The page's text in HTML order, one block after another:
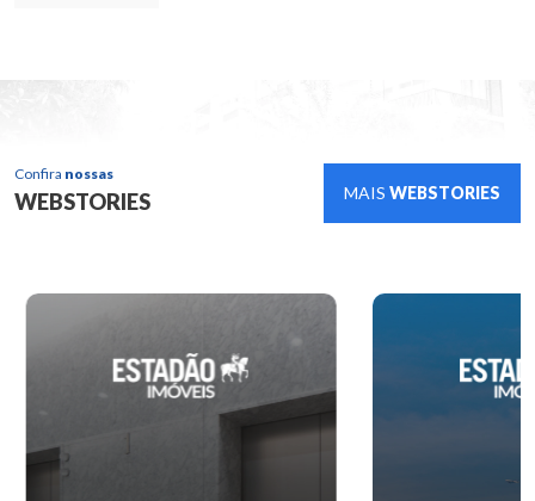
Confira nossas
WEBSTORIES MAIS WEBSTORIES